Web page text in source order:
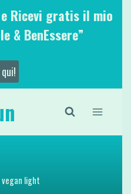
Ricevi gratis il mio
& BenEssere”
light